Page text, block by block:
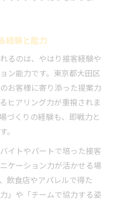
経験と能力
るのは、やはり接客経験や
ン能力です。東京都大田区
お客様に寄り添った提案力
ヒアリング力が重視されま
づくりの経験も、即戦力と
。
イトやパートで培った接客
ケーション力が活かせる場
飲食店やアパレルで得た
」や「チームで協力する姿